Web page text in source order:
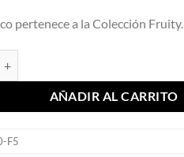
pertenece a la Colección Fruity.
AÑADIR AL CARRITO
F5